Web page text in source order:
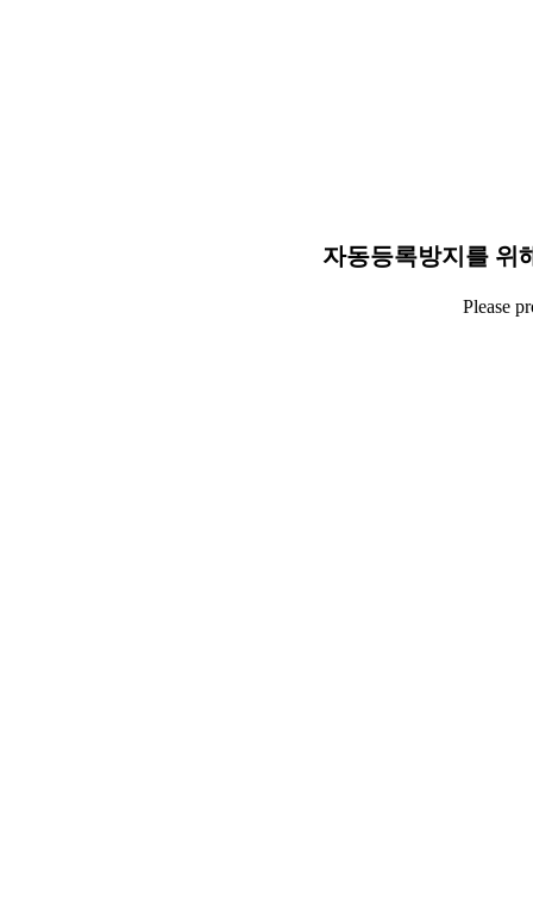
자동등록방지를 위
Please